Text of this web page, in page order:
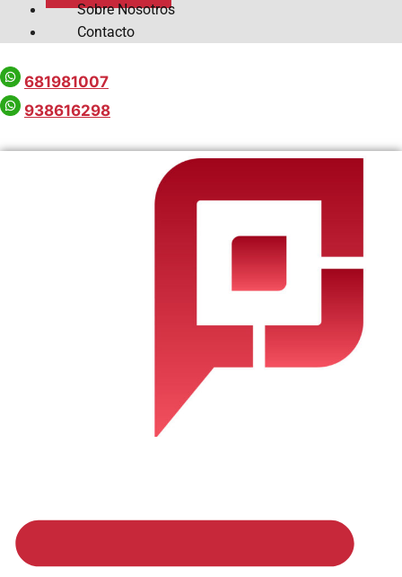
Sobre Nosotros
Contacto
681981007
938616298